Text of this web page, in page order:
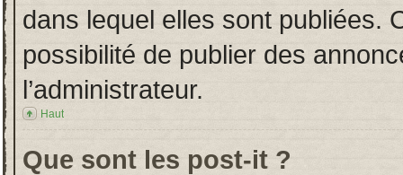
dans lequel elles sont publiées.
possibilité de publier des
l’administrateur.
Haut
Que sont les post-it ?